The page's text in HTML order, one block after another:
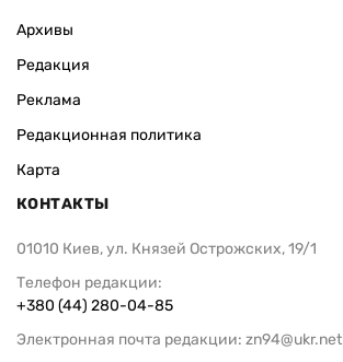
Архивы
Редакция
Реклама
Редакционная политика
Карта
КОНТАКТЫ
01010 Киев, ул. Князей Острожских, 19/1
Телефон редакции:
+380 (44) 280-04-85
Электронная почта редакции: zn94@ukr.net